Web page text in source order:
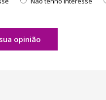
opinião